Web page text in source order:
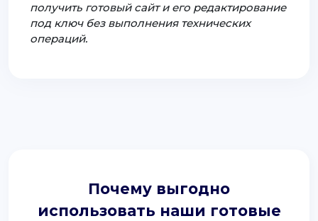
получить готовый сайт и его редактирование
под ключ без выполнения технических
операций.
Почему выгодно
использовать наши готовые